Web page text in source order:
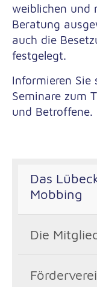
weiblichen und
Beratung
auch die
festgelegt.
Informieren Sie
Seminare zum
und Betroffene.
Das
Mobbing
Die